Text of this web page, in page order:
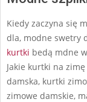
Kiedy zaczyna się
dla, modne swetry
kurtki bedą mdne
Jakie kurtki na
damska, kurtki
zimowe damskie,